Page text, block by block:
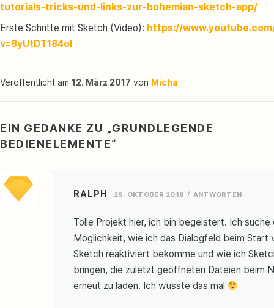
tutorials-tricks-und-links-zur-bohemian-sketch-app/
Erste Schritte mit Sketch (Video): https://
v=8yUtDT184oI
Veröffentlicht am 12. März 2017 von Micha
EIN GEDANKE ZU „GRUNDLEGENDE
BEDIENELEMENTE“
RALPH 29. OKTOBER 2018 ANTWORTEN
Tolle Projekt hier, ich bin begeistert. Ich suche
Möglichkeit, wie ich das Dialogfeld beim Start
Sketch reaktiviert bekomme und wie ich
bringen, die zuletzt geöffneten Dateien beim
erneut zu laden. Ich wusste das mal